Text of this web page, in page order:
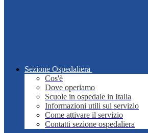
Sezione Ospedaliera
Cos'è
Dove operiamo
Scuole in ospedale in Italia
Informazioni utili sul servizio
Come attivare il servizio
Contatti sezione ospedaliera